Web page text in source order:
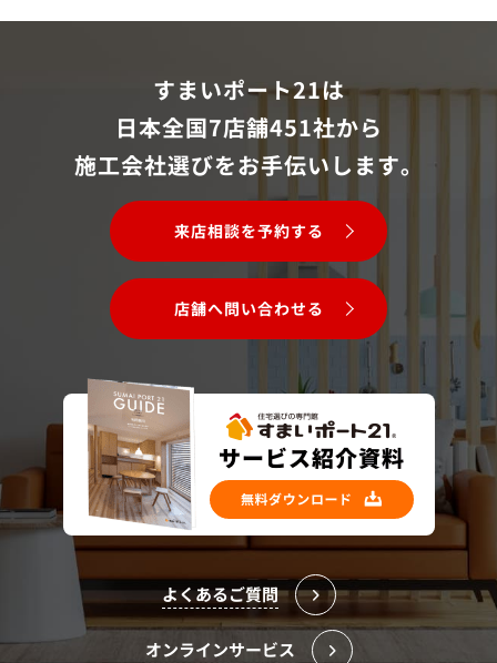
すまいポート21は
日本全国7店舗451社から
施工会社選びをお手伝いします。
来店相談を予約する
店舗へ問い合わせる
よくあるご質問
オンラインサービス